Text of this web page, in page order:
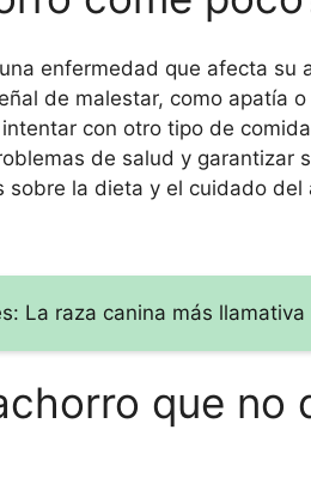
enfermedad que afecta su
de malestar, como apatía
con otro tipo de
de salud y garantizar
sobre la dieta y el cuidado del
La raza canina más
que no